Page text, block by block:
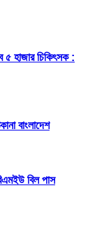
৫ হাজার চিকিৎসক :
বাংলাদেশ
বিল পাস